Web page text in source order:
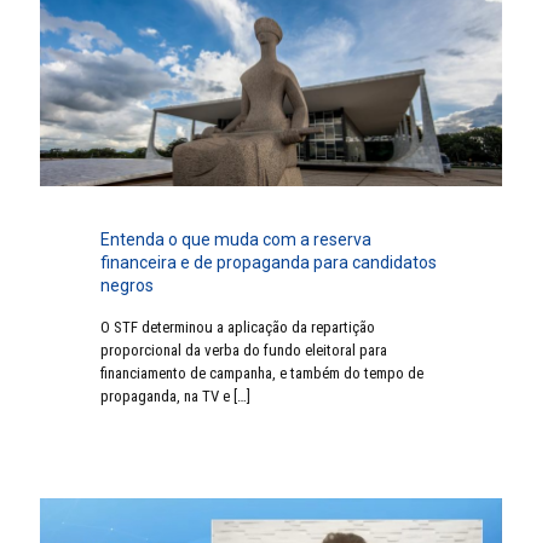
Entenda o que muda com a reserva
financeira e de propaganda para candidatos
negros
O STF determinou a aplicação da repartição
proporcional da verba do fundo eleitoral para
financiamento de campanha, e também do tempo de
propaganda, na TV e